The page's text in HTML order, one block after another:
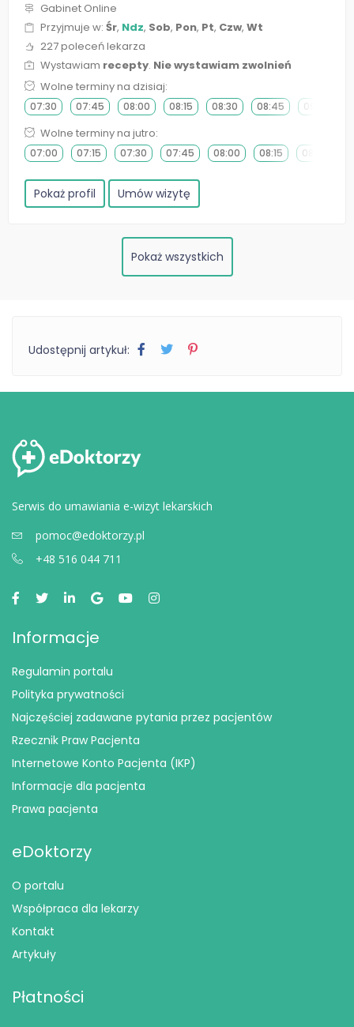
Gabinet Online
Przyjmuje w: Śr, Ndz, Sob, Pon, Pt, Czw, Wt
227 poleceń lekarza
Wystawiam recepty. Nie wystawiam zwolnień
Wolne terminy na dzisiaj:
07:30 07:45 08:00 08:15 08:30 08:45 09:00
Wolne terminy na jutro:
07:00 07:15 07:30 07:45 08:00 08:15 08:30
Pokaż profil Umów wizytę
Pokaż wszystkich
Udostępnij artykuł:
Serwis do umawiania e-wizyt lekarskich
pomoc@edoktorzy.pl
+48 516 044 711
Informacje
Regulamin portalu
Polityka prywatności
Najczęściej zadawane pytania przez pacjentów
Rzecznik Praw Pacjenta
Internetowe Konto Pacjenta (IKP)
Informacje dla pacjenta
Prawa pacjenta
eDoktorzy
O portalu
Współpraca dla lekarzy
Kontakt
Artykuły
Płatności